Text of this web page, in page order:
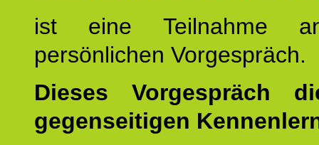
ist eine Teilnahme
persönlichen Vorgespräch.
Dieses Vorgespräch
gegenseitigen